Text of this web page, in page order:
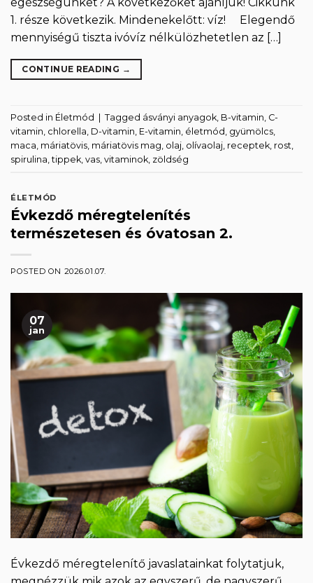
1. része következik. Mindenekelőtt: víz! Elegendő
mennyiségű tiszta ivóvíz nélkülözhetetlen az […]
CONTINUE READING →
Posted in Életmód | Tagged ásványi anyagok B-vitamin C-
vitamin chlorella D-vitamin E-vitamin életmód gyümölcs
maca máriatövis máriatövis mag olaj olívaolaj receptek rost
spirulina ,tippek vas vitaminok zöldség
ÉLETMÓD
Évkezdő méregtelenítés
természetesen és óvatosan 2.
POSTED ON 2026.01.07.
07
jan
Évkezdő méregtelenítő javaslatainkat folytatjuk,